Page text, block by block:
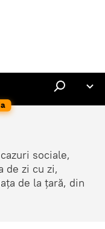
sociale,
de zi cu zi,
de la țară, din